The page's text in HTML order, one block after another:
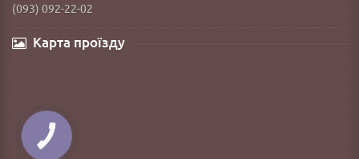
(093) 092-22-02
Карта проїзду
КНОПКА
ЗВ'ЯЗКУ